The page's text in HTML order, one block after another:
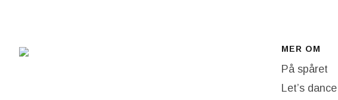
MER OM
På spåret
Let’s dance